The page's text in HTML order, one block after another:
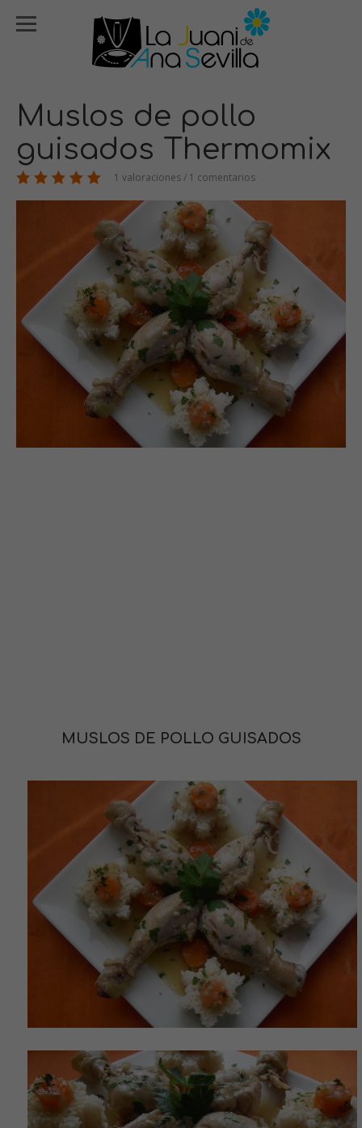
Muslos de pollo
guisados Thermomix
1 valoraciones / 1 comentarios
MUSLOS DE POLLO GUISADOS